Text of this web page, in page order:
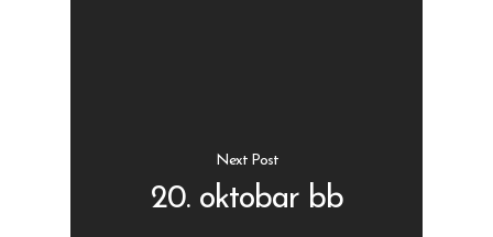
Next Post
20. oktobar bbPaketi proizvoda